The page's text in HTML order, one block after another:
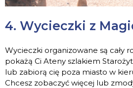
4. Wycieczki z
Wycieczki organizowane są cały
pokażą Ci Ateny szlakiem
lub zabiorą cię poza miasto w
Chcesz zobaczyć więcej lub